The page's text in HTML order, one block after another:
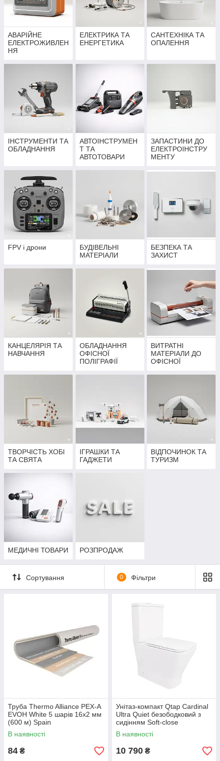
АВАРІЙНЕ
ЕЛЕКТРОЖИВЛЕН
НЯ
ЕЛЕКТРИКА ТА
ЕНЕРГЕТИКА
САНТЕХНІКА ТА
ОПАЛЕННЯ
ІНСТРУМЕНТИ ТА
ОБЛАДНАННЯ
АВТОІНСТРУМЕН
Т ТА
АВТОТОВАРИ
ЗАПАСТИНИ ДО
ЕЛЕКТРОІНСТРУ
МЕНТУ
FPV і дрони
БУДІВЕЛЬНІ
МАТЕРІАЛИ
БЕЗПЕКА ТА
ЗАХИСТ
КАНЦЕЛЯРІЯ ТА
НАВЧАННЯ
ОБЛАДНАННЯ
ОФІСНОЇ
ПОЛІГРАФІЇ
ВИТРАТНІ
МАТЕРІАЛИ ДО
ОФІСНОЇ
ТВОРЧІСТЬ ХОБІ
ТА СВЯТА
ІГРАШКИ ТА
ГАДЖЕТИ
ВІДПОЧИНОК ТА
ТУРИЗМ
МЕДИЧНІ ТОВАРИ РОЗПРОДАЖ
Сортування 0 Фільтри
Труба Thermo Alliance PEX-A
EVOH White 5 шарів 16х2 мм
(600 м) Spain
В наявності
84 ₴
Унітаз-компакт Qtap Cardinal
Ultra Quiet безободковий з
сидінням Soft-close
QT04222168AUQ3W
В наявності
10 790 ₴